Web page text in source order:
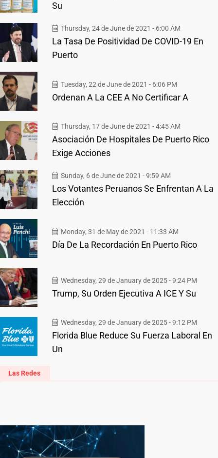
Su
Thursday, 24 de June de 2021 - 6:00 AM
La Tasa De Positividad De COVID-19 En
Puerto
Tuesday, 22 de June de 2021 - 6:06 PM
Ordenan A La CEE A No Certificar A
Thursday, 17 de June de 2021 - 4:45 AM
Asociación De Hospitales De Puerto Rico
Exige Acciones
Sunday, 6 de June de 2021 - 9:59 AM
Los Votantes Peruanos Se Enfrentan A La
Elección
Monday, 31 de May de 2021 - 11:33 AM
Día De La Recordación En Puerto Rico
Wednesday, 29 de January de 2025 - 9:24 PM
Trump, Su Orden Ejecutiva A ICE Y Su
Wednesday, 29 de January de 2025 - 9:12 PM
Florida Blue Reduce Su Fuerza Laboral En
Un
Las Redes